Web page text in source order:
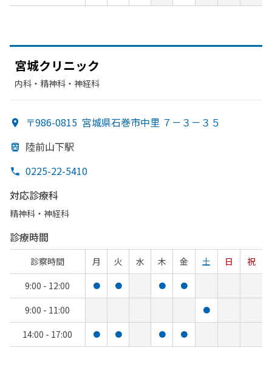
宮城クリニック
内科・​精神科・神経科
〒986-0815 宮城県石巻市中里 ７－３－３５
陸前山下駅
0225-22-5410
対応診療科
精神科・神経科
診療時間
診察時間 月 火 水 木 金 土 日
祝
9:00 - 12:00
● ● ● ●
9:00 - 11:00 ●
14:00 - 17:00 ● ● ● ●